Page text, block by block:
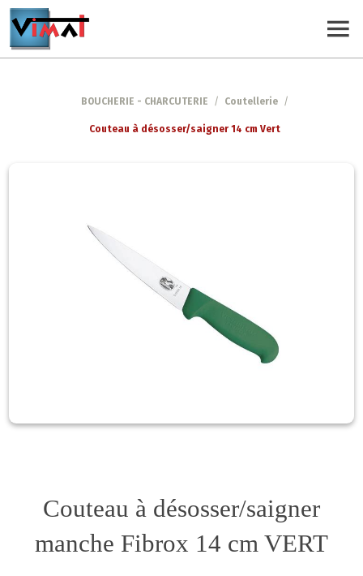
BOUCHERIE - CHARCUTERIE / Coutellerie /
Couteau à désosser/saigner 14 cm Vert
Couteau à désosser/saigner
manche Fibrox 14 cm VERT